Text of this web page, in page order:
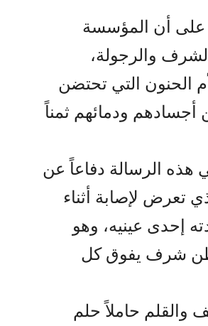
على أن المؤسسة
والرجولة،
الحنون التي تحتضن
أجسادهم ودمائهم ثمناً
هذه الرسالة دفاعاً عن
تعرض لإصابة أثناء
إحدى عينيه، وهو
شرف يفوق كل
والقلم حاملاً حلم